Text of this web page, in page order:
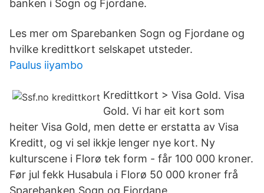
banken i Sogn og Fjordane.
Les mer om Sparebanken Sogn og Fjordane og
hvilke kredittkort selskapet utsteder.
Paulus iiyambo
Kredittkort > Visa Gold. Visa
Gold. Vi har eit kort som
heiter Visa Gold, men dette er erstatta av Visa
Kreditt, og vi sel ikkje lenger nye kort. Ny
kulturscene i Florø tek form - får 100 000 kroner.
Før jul fekk Husabula i Florø 50 000 kroner frå
Sparebanken Sogn og Fjordane.